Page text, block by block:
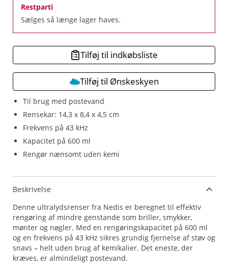
Til brug med postevand
Rensekar: 14,3 x 8,4 x 4,5 cm
Frekvens på 43 kHz
Kapacitet på 600 ml
Rengør nænsomt uden kemi
Restparti
Sælges så længe lager haves.
Tilføj til indkøbsliste
Tilføj til Ønskeskyen
Beskrivelse
Denne ultralydsrenser fra Nedis er beregnet til effektiv
rengøring af mindre genstande som briller, smykker,
mønter og nøgler. Med en rengøringskapacitet på 600 ml
og en frekvens på 43 kHz sikres grundig fjernelse af støv og
snavs – helt uden brug af kemikalier. Det eneste, der
kræves, er almindeligt postevand.